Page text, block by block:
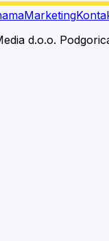
Marketing
d.o.o.